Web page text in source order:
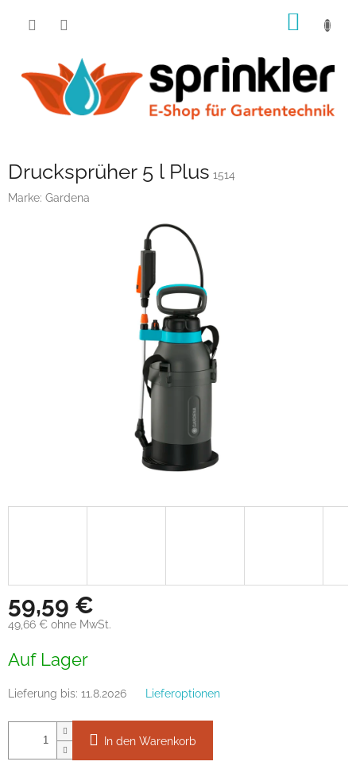
Drucksprüher 5 l Plus 1514
Marke: Gardena
59,59 €
49,66 € ohne MwSt.
Auf Lager
Lieferung bis: 11.8.2026 Lieferoptionen
In den Warenkorb